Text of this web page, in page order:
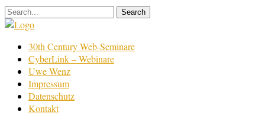
Skip
to
Film
Bearbeitung
30th Century Web-Seminare
CyberLink – Webinare
Uwe Wenz
Impressum
Datenschutz
Kontakt